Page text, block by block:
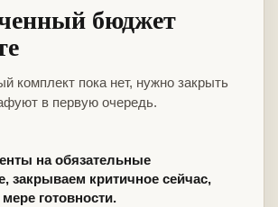
бюджет
комплект пока нет, нужно закрыть
в первую очередь.
на обязательные
закрываем критичное сейчас,
готовности.